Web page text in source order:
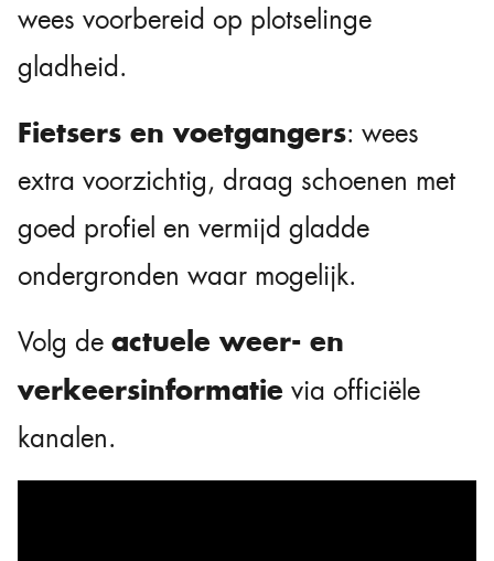
wees voorbereid op plotselinge
gladheid.
Fietsers en voetgangers: wees
extra voorzichtig, draag schoenen met
goed profiel en vermijd gladde
ondergronden waar mogelijk.
Volg de actuele weer- en
verkeersinformatie via officiële
kanalen.